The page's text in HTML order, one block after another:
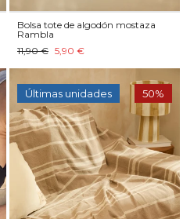
Bolsa tote de algodón mostaza
Rambla
11,90 € 5,90 €
Últimas unidades 50%